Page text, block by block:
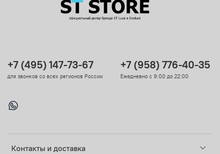
Контакты и доставка
+7 (495) 147-73-67
для звонков со всех регионов России
+7 (958) 776-40-35
Ежедневно с 9:00 до 22:00